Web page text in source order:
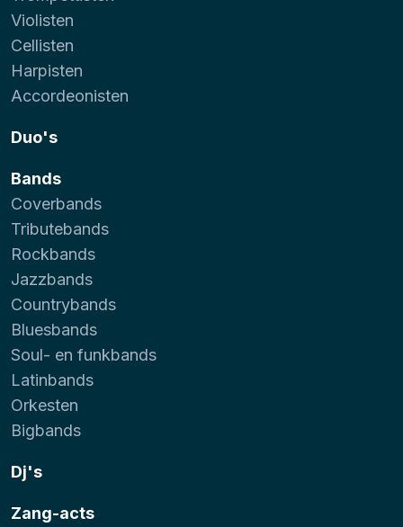
Violisten
Cellisten
Harpisten
Accordeonisten
Duo's
Bands
Coverbands
Tributebands
Rockbands
Jazzbands
Countrybands
Bluesbands
Soul- en funkbands
Latinbands
Orkesten
Bigbands
Dj's
Zang-acts